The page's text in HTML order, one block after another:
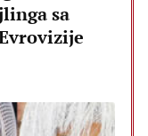
sa